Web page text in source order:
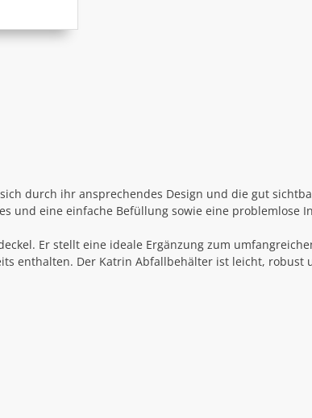
durch ihr ansprechendes Design und die gut
und eine einfache Befüllung sowie eine problemlose
Er stellt eine ideale Ergänzung zum
enthalten. Der Katrin Abfallbehälter ist leicht, robust